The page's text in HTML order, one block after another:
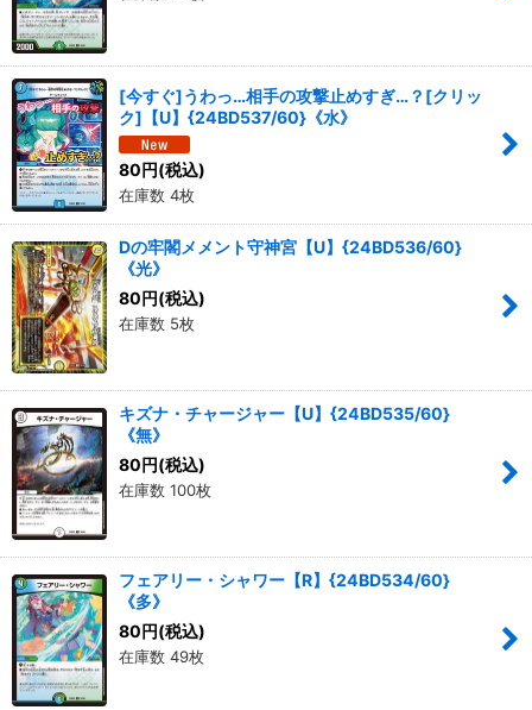
[今すぐ]うわっ…相手の攻撃止めすぎ…？[クリッ
ク]【U】{24BD537/60}《水》
80円(税込)
在庫数 4枚
Dの牢閣メメント守神宮【U】{24BD536/60}
《光》
80円(税込)
在庫数 5枚
キズナ・チャージャー【U】{24BD535/60}
《無》
80円(税込)
在庫数 100枚
フェアリー・シャワー【R】{24BD534/60}
《多》
80円(税込)
在庫数 49枚